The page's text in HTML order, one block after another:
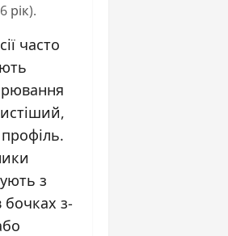
рік).
часто
з
з-